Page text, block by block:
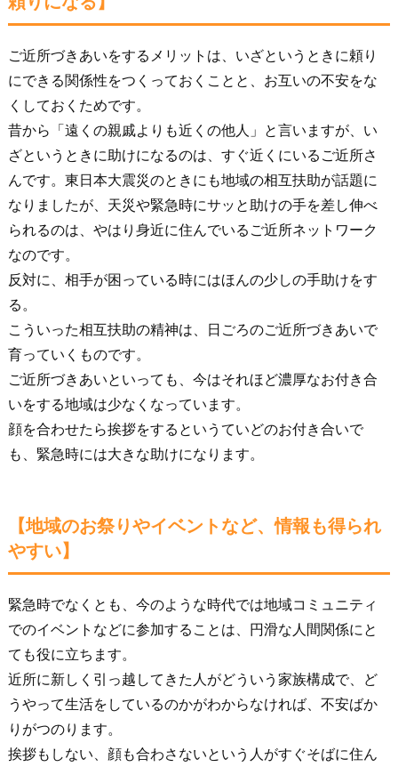
ご近所づきあいをするメリットは、いざというときに頼り
にできる関係性をつくっておくことと、お互いの不安をな
くしておくためです。
昔から「遠くの親戚よりも近くの他人」と言いますが、い
ざというときに助けになるのは、すぐ近くにいるご近所さ
んです。東日本大震災のときにも地域の相互扶助が話題に
なりましたが、天災や緊急時にサッと助けの手を差し伸べ
られるのは、やはり身近に住んでいるご近所ネットワーク
なのです。
反対に、相手が困っている時にはほんの少しの手助けをす
る。
こういった相互扶助の精神は、日ごろのご近所づきあいで
育っていくものです。
ご近所づきあいといっても、今はそれほど濃厚なお付き合
いをする地域は少なくなっています。
顔を合わせたら挨拶をするというていどのお付き合いで
も、緊急時には大きな助けになります。
【地域のお祭りやイベントなど、情報も得られ
やすい】
緊急時でなくとも、今のような時代では地域コミュニティ
でのイベントなどに参加することは、円滑な人間関係にと
ても役に立ちます。
近所に新しく引っ越してきた人がどういう家族構成で、ど
うやって生活をしているのかがわからなければ、不安ばか
りがつのります。
挨拶もしない、顔も合わさないという人がすぐそばに住ん